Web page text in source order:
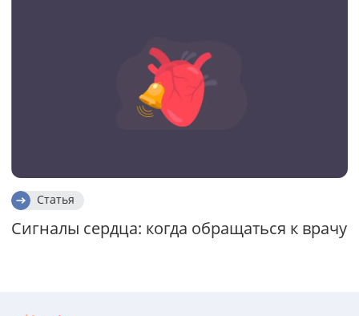
Статья
Сигналы сердца: когда обращаться к врачу